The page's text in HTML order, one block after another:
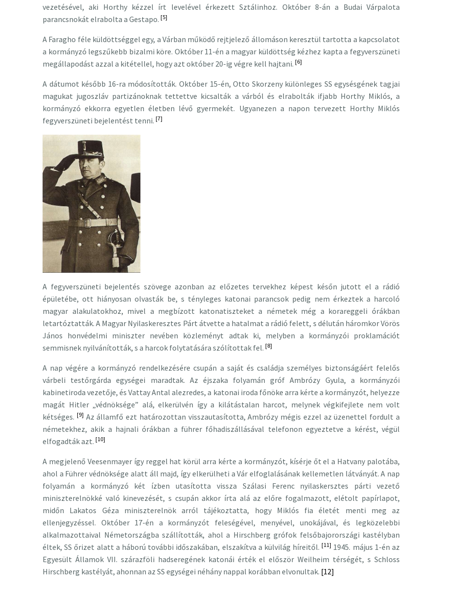
vezetésével, aki Horthy kézzel írt levelével érkezett Sztálinhoz. Október 8-án a Budai Várpalota
parancsnokát elrabolta a Gestapo. [5]
A Faragho féle küldöttséggel egy, a Várban működő rejtjelező állomáson keresztül tartotta a kapcsolatot
a kormányzó legszűkebb bizalmi köre. Október 11-én a magyar küldöttség kézhez kapta a fegyverszüneti
megállapodást azzal a kitétellel, hogy azt október 20-ig végre kell hajtani. [6]
A dátumot később 16-ra módosították. Október 15-én, Otto Skorzeny különleges SS egysésgének tagjai
magukat jugoszláv partizánoknak tettettve kicsalták a várból és elrabolták ifjabb Horthy Miklós, a
kormányzó ekkorra egyetlen életben lévő gyermekét. Ugyanezen a napon tervezett Horthy Miklós
fegyverszüneti bejelentést tenni. [7]
A fegyverszüneti bejelentés szövege azonban az előzetes tervekhez képest későn jutott el a rádió
épületébe, ott hiányosan olvasták be, s tényleges katonai parancsok pedig nem érkeztek a harcoló
magyar alakulatokhoz, mivel a megbízott katonatiszteket a németek még a korareggeli órákban
letartóztatták. A Magyar Nyilaskeresztes Párt átvette a hatalmat a rádió felett, s délután háromkor Vörös
János honvédelmi miniszter nevében közleményt adtak ki, melyben a kormányzói proklamációt
semmisnek nyilvánították, s a harcok folytatására szólítottak fel. [8]
A nap végére a kormányzó rendelkezésére csupán a saját és családja személyes biztonságáért felelős
várbeli testőrgárda egységei maradtak. Az éjszaka folyamán gróf Ambrózy Gyula, a kormányzói
kabinetiroda vezetője, és Vattay Antal alezredes, a katonai iroda főnöke arra kérte a kormányzót, helyezze
magát Hitler „védnöksége” alá, elkerülvén így a kilátástalan harcot, melynek végkifejlete nem volt
kétséges. [9] Az államfő ezt határozottan visszautasította, Ambrózy mégis ezzel az üzenettel fordult a
németekhez, akik a hajnali órákban a führer főhadiszállásával telefonon egyeztetve a kérést, végül
elfogadták azt. [10]
A megjelenő Veesenmayer így reggel hat körül arra kérte a kormányzót, kísérje őt el a Hatvany palotába,
ahol a Führer védnöksége alatt áll majd, így elkerülheti a Vár elfoglalásának kellemetlen látványát. A nap
folyamán a kormányzó két ízben utasította vissza Szálasi Ferenc nyilaskersztes párti vezető
miniszterelnökké való kinevezését, s csupán akkor írta alá az előre fogalmazott, elétolt papírlapot,
midőn Lakatos Géza miniszterelnök arról tájékoztatta, hogy Miklós fia életét menti meg az
ellenjegyzéssel. Október 17-én a kormányzót feleségével, menyével, unokájával, és legközelebbi
alkalmazottaival Németországba szállították, ahol a Hirschberg grófok felsőbajorországi kastélyban
éltek, SS őrizet alatt a háború további időszakában, elszakítva a külvilág híreitől.[11] 1945. május 1-én az
Egyesült Államok VII. szárazföli hadseregének katonái érték el először Weilheim térségét, s Schloss
Hirschberg kastélyát, ahonnan az SS egységei néhány nappal korábban elvonultak. [12]